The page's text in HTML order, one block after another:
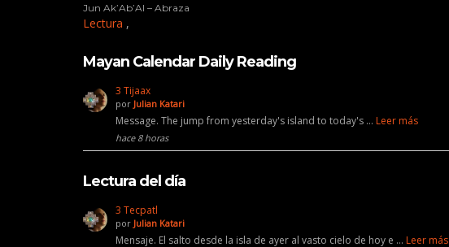
Jun Ak’Ab’Al – Abraza
Lectura ,
Mayan Calendar Daily Reading
3 Tijaax
por Julian Katari
Message. The jump from yesterday's island to today's … Leer más
hace 8 horas
Lectura del día
3 Tecpatl
por Julian Katari
Mensaje. El salto desde la isla de ayer al vasto cielo de hoy e … Leer más